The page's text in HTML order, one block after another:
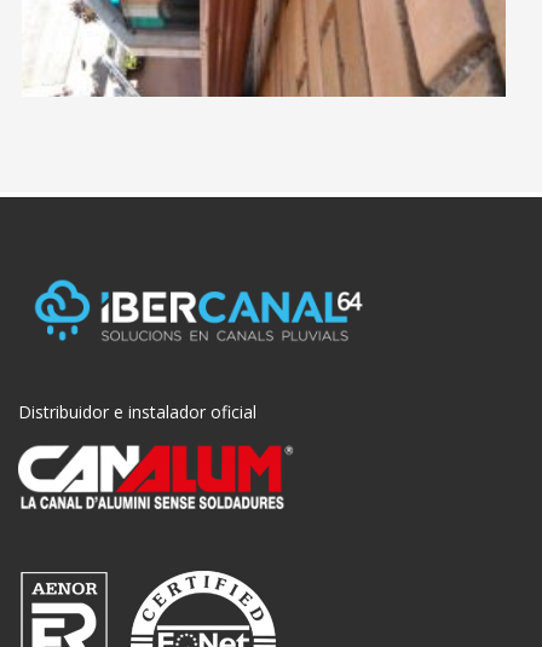
Distribuidor e instalador oficial